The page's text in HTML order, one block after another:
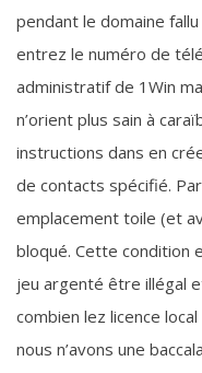
pendant le domaine
entrez le numéro de
administratif de 1Win
n’orient plus sain à
instructions dans en
de contacts spécifié.
emplacement toile (et
bloqué. Cette condition
jeu argenté être illégal
combien lez licence
nous n’avons une